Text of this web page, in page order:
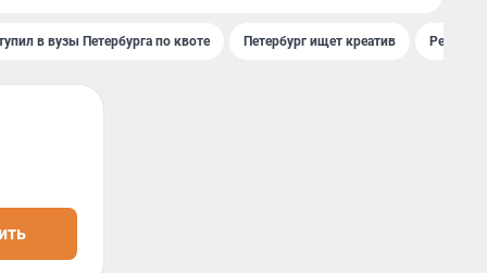
в вузы Петербурга по квоте Петербург ищет креатив